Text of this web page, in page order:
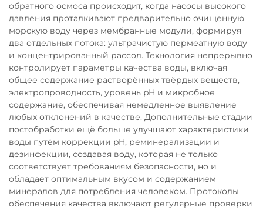
обратного осмоса происходит, когда насосы высокого
давления проталкивают предварительно очищенную
морскую воду через мембранные модули, формируя
два отдельных потока: ультрачистую пермеатную воду
и концентрированный рассол. Технология непрерывно
контролирует параметры качества воды, включая
общее содержание растворённых твёрдых веществ,
электропроводность, уровень pH и микробное
содержание, обеспечивая немедленное выявление
любых отклонений в качестве. Дополнительные стадии
постобработки ещё больше улучшают характеристики
воды путём коррекции pH, реминерализации и
дезинфекции, создавая воду, которая не только
соответствует требованиям безопасности, но и
обладает оптимальным вкусом и содержанием
минералов для потребления человеком. Протоколы
обеспечения качества включают регулярные проверки